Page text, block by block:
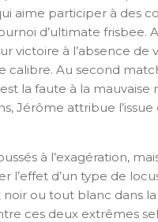
aime participer à des
d’ultimate frisbee.
victoire à l’absence de
calibre. Au second
la faute à la
Jérôme attribue
à l’exagération,
l’effet d’un type de
ou tout blanc dans
ces deux extrêmes